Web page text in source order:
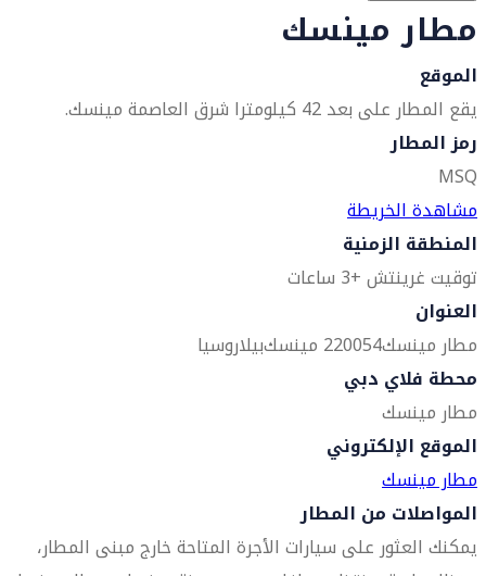
مطار مينسك
الموقع
يقع المطار على بعد 42 كيلومترا شرق العاصمة مينسك.
رمز المطار
MSQ
مشاهدة الخريطة
المنطقة الزمنية
توقيت غرينتش +3 ساعات
العنوان
مطار مينسك220054 مينسك
بيلاروسيا
محطة فلاي دبي
مطار مينسك
الموقع الإلكتروني
مطار مينسك
المواصلات من المطار
يمكنك العثور على سيارات الأجرة المتاحة خارج مبنى المطار،